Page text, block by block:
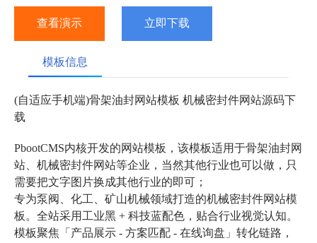
查看演示 立即下载
模板信息
(自适应手机端)骨架油封网站模板 机械密封件网站源码下
载
PbootCMS内核开发的网站模板，该模板适用于骨架油封网
站、机械密封件网站等企业，当然其他行业也可以做，只
需要把文字图片换成其他行业的即可；
专为泵阀、化工、矿山机械领域打造的机械密封件网站模
板。全站采用工业黑 + 科技蓝配色，贴合行业视觉认知。
模板聚焦「产品展示 - 方案匹配 - 在线询盘」转化链路，